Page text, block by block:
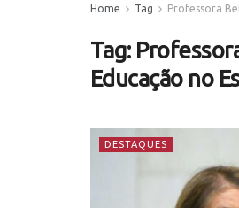
Home Tag Professora
Tag:
Educação no
DESTAQUES